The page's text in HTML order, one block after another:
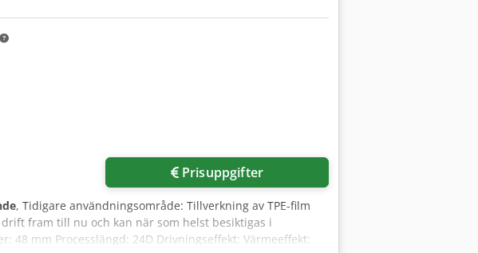
Prisuppgifter
, Tidigare användningsområde: Tillverkning av TPE-film
fram till nu och kan när som helst besiktigas i
48 mm Processlängd: 24D Drivningseffekt: Värmeeffekt: